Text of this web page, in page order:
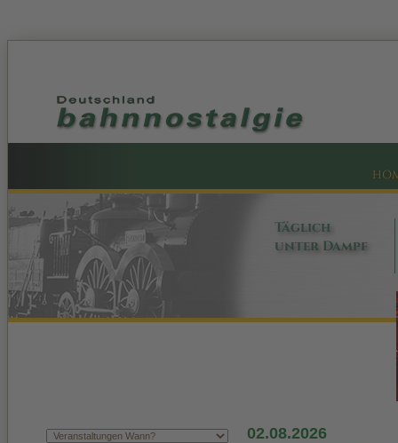
Täglich
unter Dampf
02.08.2026